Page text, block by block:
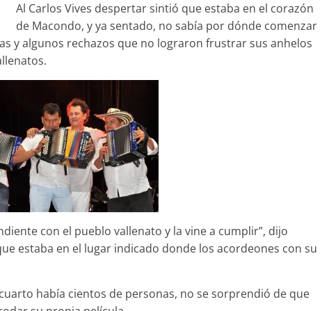
Al Carlos Vives despertar sintió que estaba en el corazón
de Macondo, y ya sentado, no sabía por dónde comenzar
y algunos rechazos que no lograron frustrar sus anhelos
con el pueblo vallenato y la vine a cumplir”, dijo
estaba en el lugar indicado donde los acordeones con su
había cientos de personas, no se sorprendió de que